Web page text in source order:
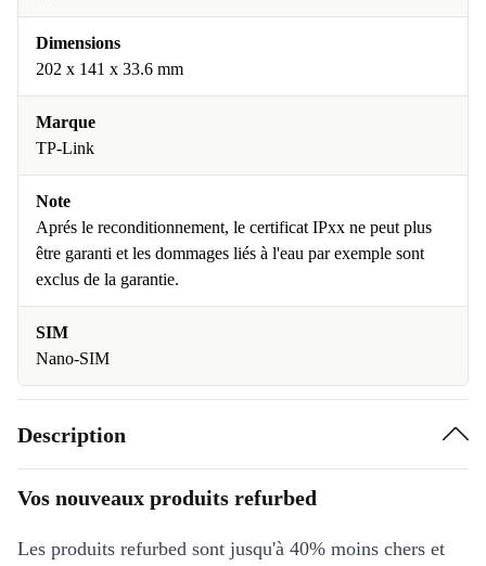
Dimensions
202 x 141 x 33.6 mm
Marque
TP-Link
Note
Aprés le reconditionnement, le certificat IPxx ne peut plus
être garanti et les dommages liés à l'eau par exemple sont
exclus de la garantie.
SIM
Nano-SIM
Description
Vos nouveaux produits refurbed
Les produits refurbed sont jusqu'à 40% moins chers et